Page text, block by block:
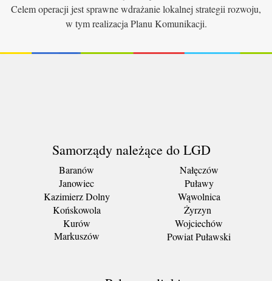
Celem operacji jest sprawne wdrażanie lokalnej strategii rozwoju,
w tym realizacja Planu Komunikacji.
Samorządy należące do LGD
Baranów
Janowiec
Kazimierz Dolny
Końskowola
Kurów
Markuszów
Nałęczów
Puławy
Wąwolnica
Żyrzyn
Wojciechów
Powiat Puławski